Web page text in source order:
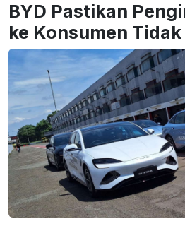
BYD Pastikan
ke Konsumen Tidak